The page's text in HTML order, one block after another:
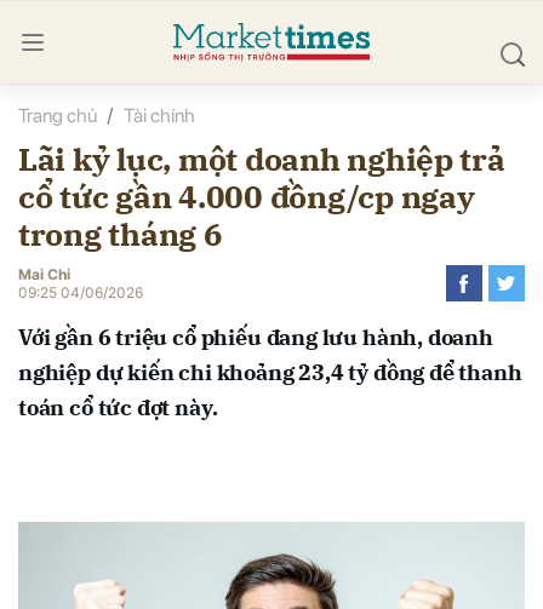
Trang chủ Tài chính
Lãi kỷ lục, một doanh nghiệp trả
cổ tức gần 4.000 đồng/cp ngay
trong tháng 6
Mai Chi
09:25 04/06/2026
Với gần 6 triệu cổ phiếu đang lưu hành, doanh
nghiệp dự kiến chi khoảng 23,4 tỷ đồng để thanh
toán cổ tức đợt này.
luận
Hủy